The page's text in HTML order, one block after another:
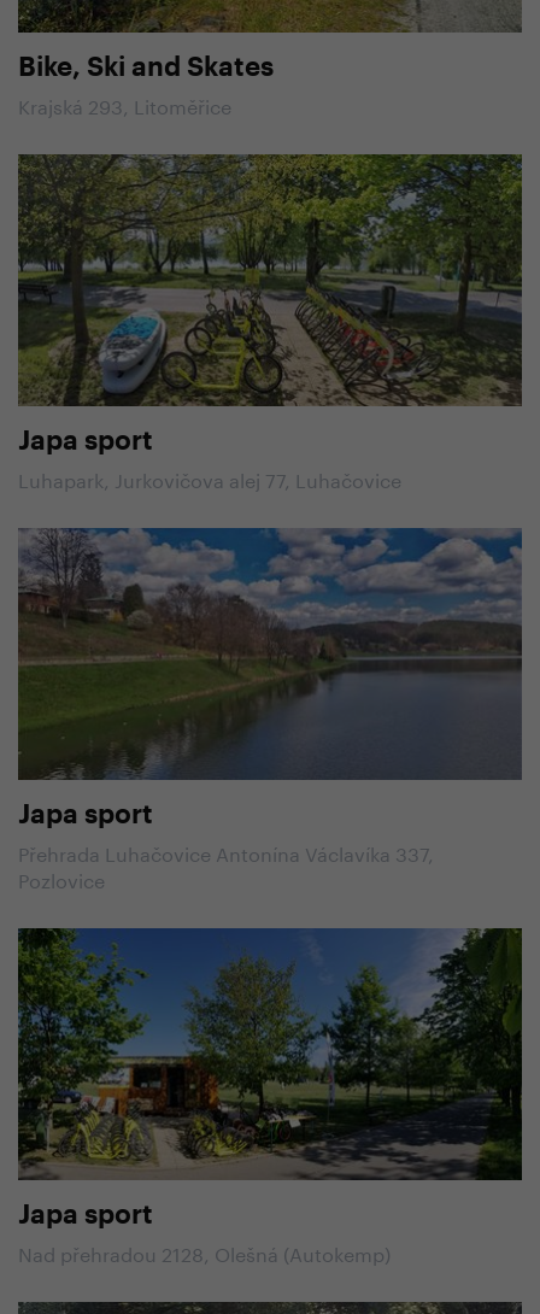
Bike, Ski and Skates
Krajská 293, Litoměřice
Japa sport
Luhapark, Jurkovičova alej 77, Luhačovice
Japa sport
Přehrada Luhačovice Antonína Václavíka 337,
Pozlovice
Japa sport
Nad přehradou 2128, Olešná (Autokemp)